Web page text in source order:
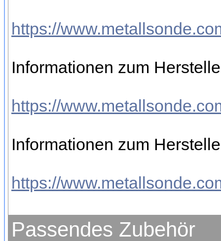
https://
Informationen zum
https://
Informationen zum
https://
Passendes Zubehör